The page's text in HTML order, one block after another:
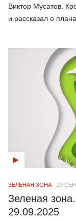
Виктор Мусатов.
и рассказал о
ЗЕЛЕНАЯ ЗОНА 29
Зеленая
29.09.2025